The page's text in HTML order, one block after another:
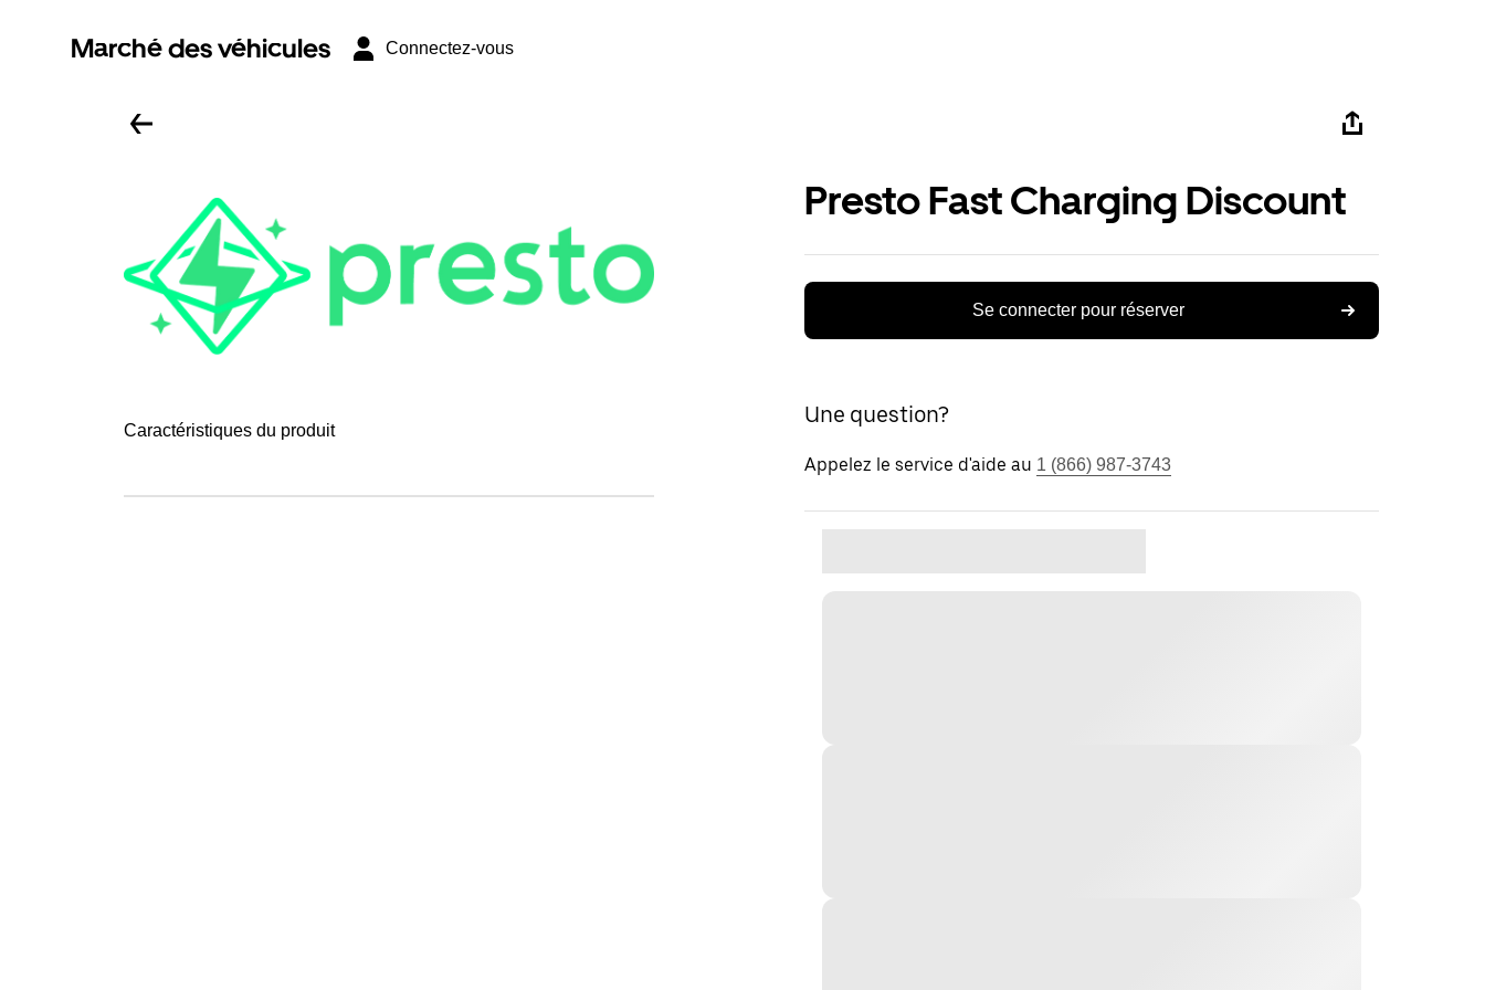
Marché des véhicules Connectez-vous
Caractéristiques du produit
Presto Fast Charging Discount
Se connecter pour réserver
Une question?
Appelez le service d'aide au 1 (866) 987-3743